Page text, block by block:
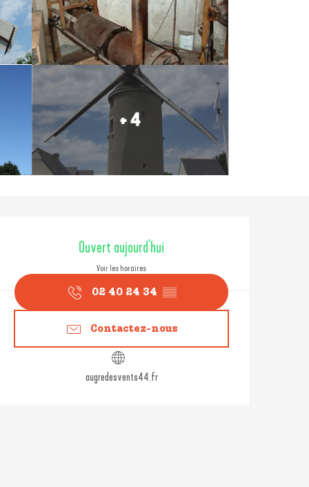
+ 4
Ouverture et
Ouvert aujourd'hui
Voir les horaires
02 40 24 34 ▒▒
Contactez-nous
augredesvents44.fr